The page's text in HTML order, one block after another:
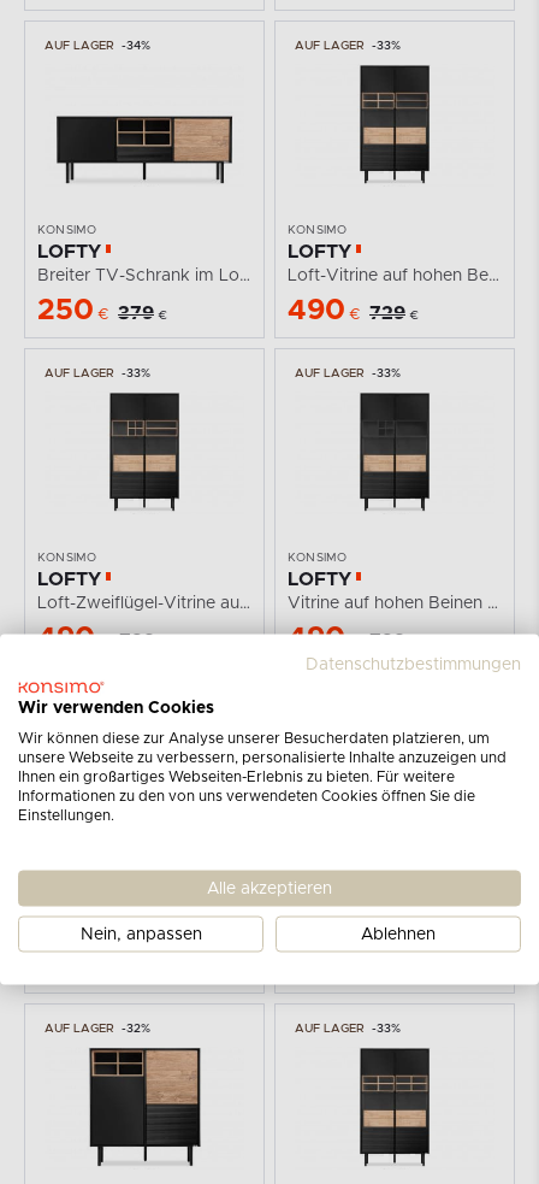
AUF LAGER -34%
KONSIMO
LOFTY
Breiter TV-Schrank im Loft-Stil mit Einlegeböden
250 € 379 €
AUF LAGER -33%
KONSIMO
LOFTY
Loft-Vitrine auf hohen Beinen
490 € 729 €
AUF LAGER -33%
KONSIMO
LOFTY
Loft-Zweiflügel-Vitrine auf Holzbeinen
490 729
AUF LAGER -33%
KONSIMO
LOFTY
Vitrine auf hohen Beinen mit Rillenfront im Loft-Stil
490 729
AUF LAGER -33%
LOFTY
Loft-Zweiflügel-Vitrine
KONSIMO
LOFTY
AUF LAGER -32% AUF LAGER -33%
Datenschutzbestimmungen
Wir verwenden Cookies
Wir können diese zur Analyse unserer Besucherdaten platzieren, um
unsere Webseite zu verbessern, personalisierte Inhalte anzuzeigen und
Ihnen ein großartiges Webseiten-Erlebnis zu bieten. Für weitere
Informationen zu den von uns verwendeten Cookies öffnen Sie die
Einstellungen.
Alle akzeptieren
Nein, anpassen Ablehnen